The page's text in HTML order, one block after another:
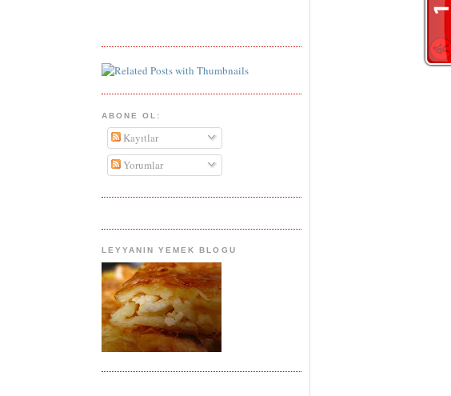
ABONE OL:
Kayıtlar
Yorumlar
LEYYANIN YEMEK BLOGU